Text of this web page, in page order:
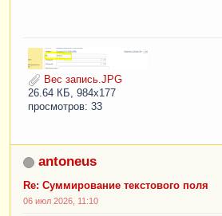
Вес запись.JPG
26.64 КБ, 984x177
просмотров: 33
antoneus
Re: Суммирование текстового поля
06 июл 2026, 11:10